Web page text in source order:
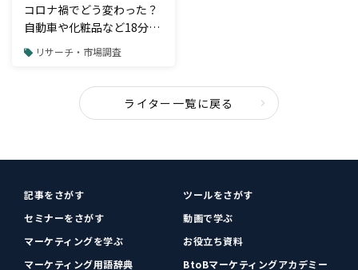
コロナ禍でどう変わった？
自動車や化粧品など18分野
の消費者動向を徹底解剖
リサーチ・市場調査
ライター一覧に戻る
記事をさがす
ツールをさがす
セミナーをさがす
動画で学ぶ
マーケティングを学ぶ
お役立ち資料
マーケティング用語辞典
BtoBマーケティングアカデミー